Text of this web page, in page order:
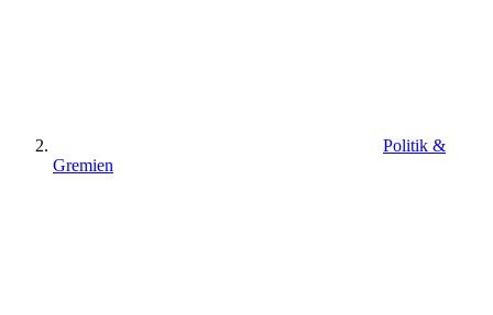
Politik &
Gremien